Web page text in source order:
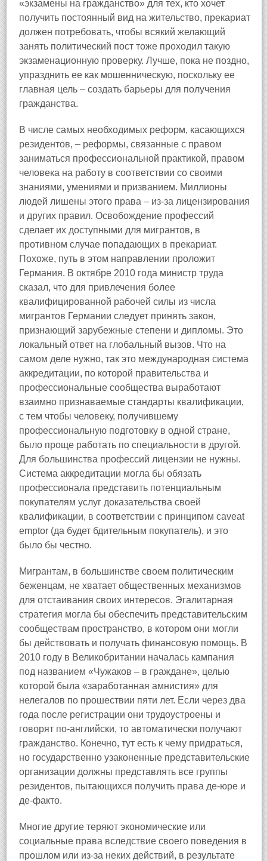
«экзамены на гражданство» для тех, кто хочет
получить постоянный вид на жительство, прекариат
должен потребовать, чтобы всякий желающий
занять политический пост тоже проходил такую
экзаменационную проверку. Лучше, пока не поздно,
упразднить ее как мошенническую, поскольку ее
главная цель – создать барьеры для получения
гражданства.
В числе самых необходимых реформ, касающихся
резидентов, – реформы, связанные с правом
заниматься профессиональной практикой, правом
человека на работу в соответствии со своими
знаниями, умениями и призванием. Миллионы
людей лишены этого права – из‑за лицензирования
и других правил. Освобождение профессий
сделает их доступными для мигрантов, в
противном случае попадающих в прекариат.
Похоже, путь в этом направлении проложит
Германия. В октябре 2010 года министр труда
сказал, что для привлечения более
квалифицированной рабочей силы из числа
мигрантов Германии следует принять закон,
признающий зарубежные степени и дипломы. Это
локальный ответ на глобальный вызов. Что на
самом деле нужно, так это международная система
аккредитации, по которой правительства и
профессиональные сообщества выработают
взаимно признаваемые стандарты квалификации,
с тем чтобы человеку, получившему
профессиональную подготовку в одной стране,
было проще работать по специальности в другой.
Для большинства профессий лицензии не нужны.
Система аккредитации могла бы обязать
профессионала представить потенциальным
покупателям услуг доказательства своей
квалификации, в соответствии с принципом caveat
emptor (да будет бдительным покупатель), и это
было бы честно.
Мигрантам, в большинстве своем политическим
беженцам, не хватает общественных механизмов
для отстаивания своих интересов. Эгалитарная
стратегия могла бы обеспечить представительским
сообществам пространство, в котором они могли
бы действовать и получать финансовую помощь. В
2010 году в Великобритании началась кампания
под названием «Чужаков – в граждане», целью
которой была «заработанная амнистия» для
нелегалов по прошествии пяти лет. Если через два
года после регистрации они трудоустроены и
говорят по‑английски, то автоматически получают
гражданство. Конечно, тут есть к чему придраться,
но государственно узаконенные представительские
организации должны представлять все группы
резидентов, пытающихся получить права де‑юре и
де‑факто.
Многие другие теряют экономические или
социальные права вследствие своего поведения в
прошлом или из‑за неких действий, в результате